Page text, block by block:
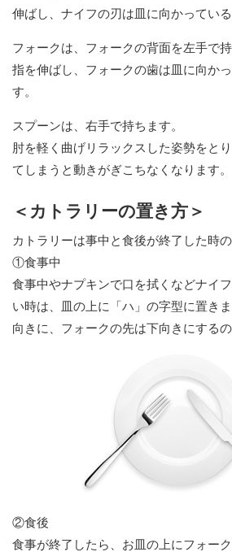
伸ばし、ナイフの刃は皿に向かっている
フォークは、フォークの背面を左手で
指を伸ばし、フォークの歯は皿に向か
す。
スプーンは、右手で持ちます。
肘を軽く曲げリラックスした姿勢をと
てしまうと動きがぎこちなくなります。
＜カトラリーの置き方＞
カトラリーは事中と食後が終了した時
①食事中
食事中やナプキンで口を拭くなどナイ
い時は、皿の上に「ハ」の字型に置き
向きに、フォークの先は下向きにするの
②食後
食事が終了したら、お皿の上にフォー